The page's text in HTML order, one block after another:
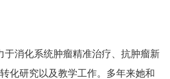
于消化系统肿瘤精准治疗、抗肿瘤新
化研究以及教学工作。多年来她和